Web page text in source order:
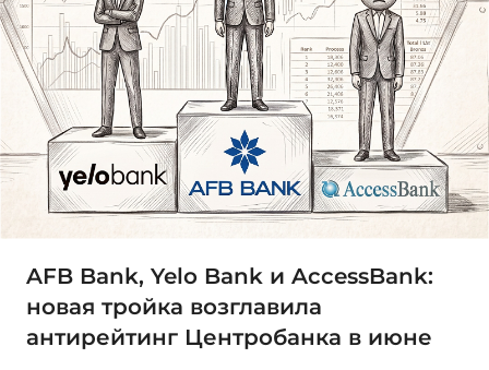
AFB Bank, Yelo Bank и AccessBank:
новая тройка возглавила
антирейтинг Центробанка в июне